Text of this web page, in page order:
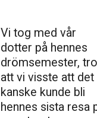
Vi tog med vår
dotter på hennes
drömsemester,
att vi visste att det
kanske kunde bli
hennes sista resa